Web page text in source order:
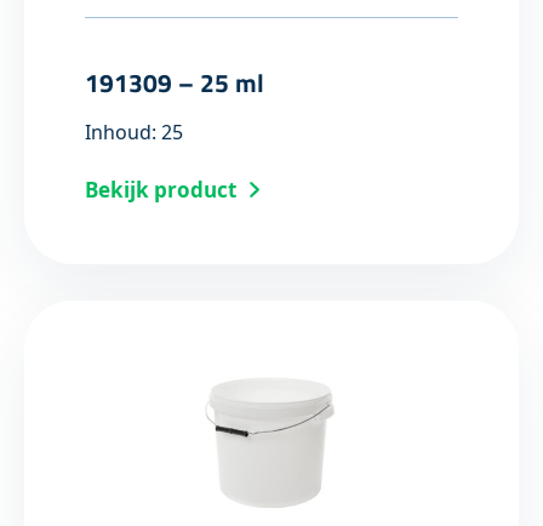
191309 – 25 ml
Inhoud: 25
Bekijk product